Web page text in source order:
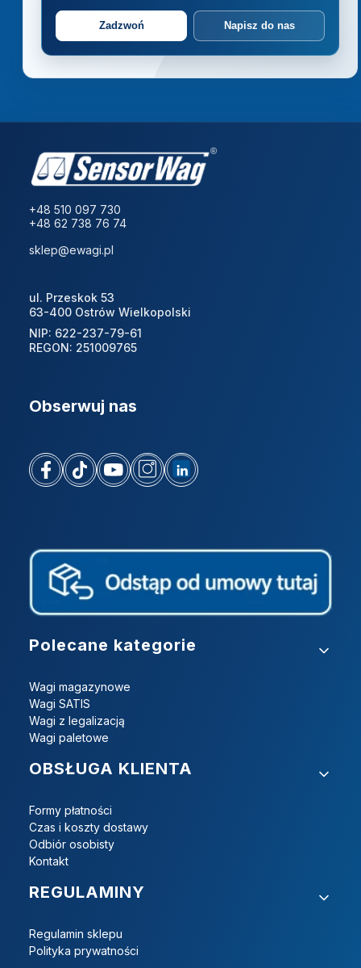
Zadzwoń Napisz do nas
+48 510 097 730
+48 62 738 76 74
sklep@ewagi.pl
ul. Przeskok 53
63-400 Ostrów Wielkopolski
NIP: 622-237-79-61
REGON: 251009765
Obserwuj nas
Linki w stopce
Polecane kategorie
Wagi magazynowe
Wagi SATIS
Wagi z legalizacją
Wagi paletowe
OBSŁUGA KLIENTA
Formy płatności
Czas i koszty dostawy
Odbiór osobisty
Kontakt
REGULAMINY
Regulamin sklepu
Polityka prywatności